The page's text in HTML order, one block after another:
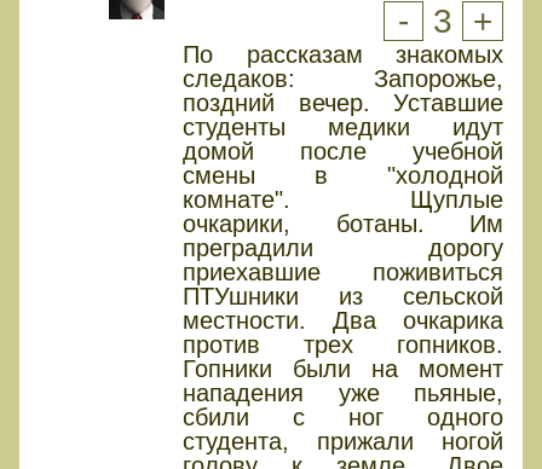
- 3 +
По рассказам знакомых
следаков: Запорожье,
поздний вечер. Уставшие
студенты медики идут
домой после учебной
смены в "холодной
комнате". Щуплые
очкарики, ботаны. Им
преградили дорогу
приехавшие поживиться
ПТУшники из сельской
местности. Два очкарика
против трех гопников.
Гопники были на момент
нападения уже пьяные,
сбили с ног одного
студента, прижали ногой